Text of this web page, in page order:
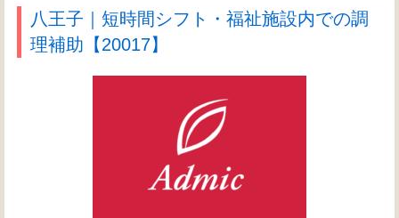
八王子｜短時間シフト・福祉施設内での調
理補助【20017】